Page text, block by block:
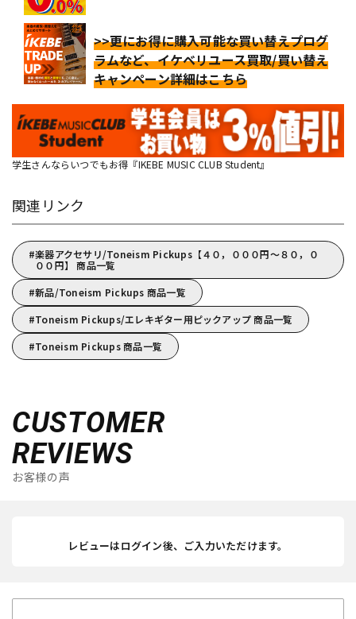
>>更にお得に購入可能な買い替えプログ
ラムなど、イケベリユース買取/買い替え
キャンペーン詳細はこちら
学生さんならいつでもお得『IKEBE MUSIC CLUB Student』
関連リンク
楽器アクセサリ/Toneism Pickups【４０，０００円～８０，０
００円】 商品一覧
新品/Toneism Pickups 商品一覧
Toneism Pickups/エレキギター用ピックアップ 商品一覧
Toneism Pickups 商品一覧
CUSTOMER
REVIEWS
お客様の声
レビューはログイン後、ご入力いただけます。